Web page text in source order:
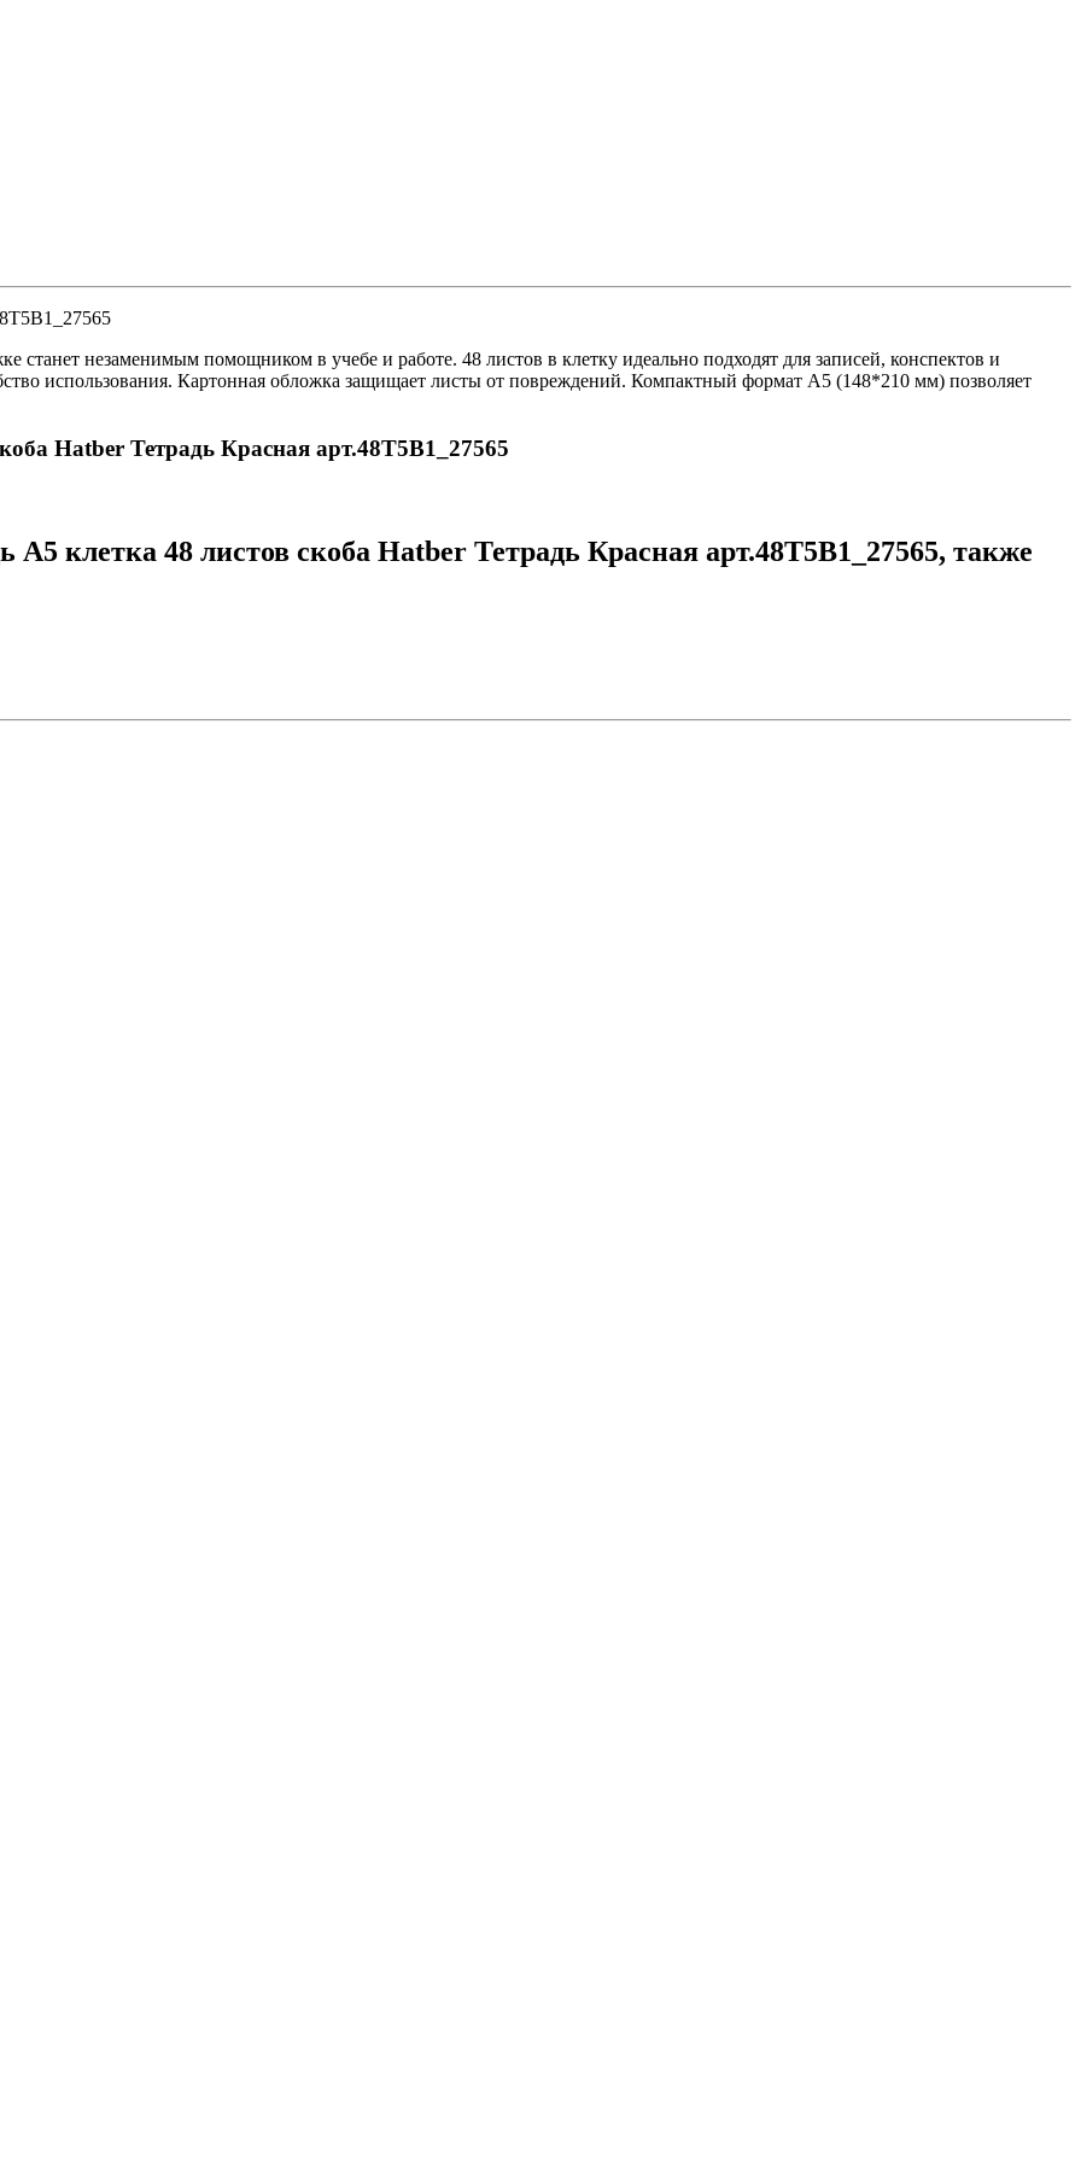
станет незаменимым помощником в учебе и работе. 48 листов в клетку идеально подходят для записей, конспектов и
использования. Картонная обложка защищает листы от повреждений. Компактный формат А5 (148*210 мм) позволяет
Hatber Тетрадь Красная арт.48Т5В1_27565
клетка 48 листов скоба Hatber Тетрадь Красная арт.48Т5В1_27565, также